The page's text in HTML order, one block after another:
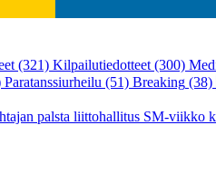
(321) Kilpailutiedotteet (300)
Paratanssiurheilu (51) Breaking (38)
palsta liittohallitus SM-viikko